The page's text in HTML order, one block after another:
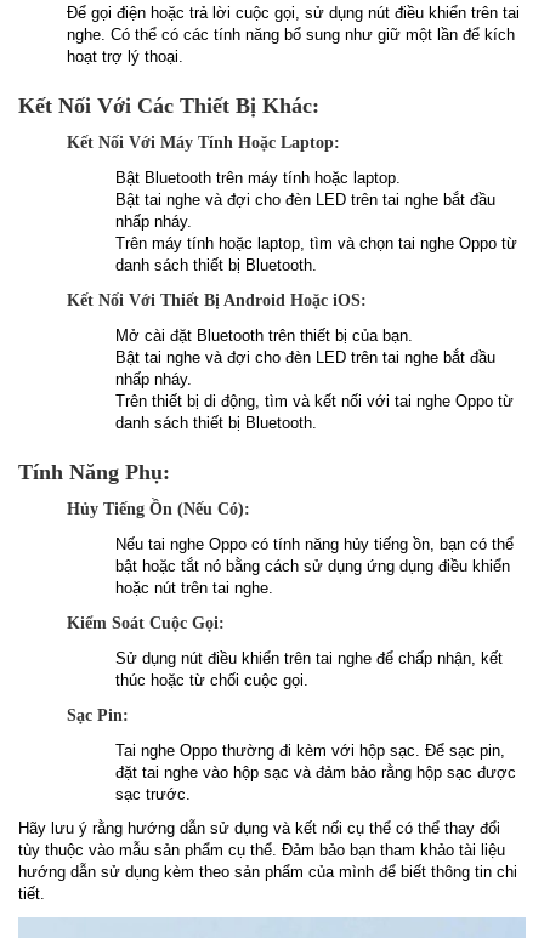
Để gọi điện hoặc trả lời cuộc gọi, sử dụng nút điều khiển trên tai
nghe. Có thể có các tính năng bổ sung như giữ một lần để kích
hoạt trợ lý thoại.
Kết Nối Với Các Thiết Bị Khác:
Kết Nối Với Máy Tính Hoặc Laptop:
Bật Bluetooth trên máy tính hoặc laptop.
Bật tai nghe và đợi cho đèn LED trên tai nghe bắt đầu
nhấp nháy.
Trên máy tính hoặc laptop, tìm và chọn tai nghe Oppo từ
danh sách thiết bị Bluetooth.
Kết Nối Với Thiết Bị Android Hoặc iOS:
Mở cài đặt Bluetooth trên thiết bị của bạn.
Bật tai nghe và đợi cho đèn LED trên tai nghe bắt đầu
nhấp nháy.
Trên thiết bị di động, tìm và kết nối với tai nghe Oppo từ
danh sách thiết bị Bluetooth.
Tính Năng Phụ:
Hủy Tiếng Ồn (Nếu Có):
Nếu tai nghe Oppo có tính năng hủy tiếng ồn, bạn có thể
bật hoặc tắt nó bằng cách sử dụng ứng dụng điều khiển
hoặc nút trên tai nghe.
Kiểm Soát Cuộc Gọi:
Sử dụng nút điều khiển trên tai nghe để chấp nhận, kết
thúc hoặc từ chối cuộc gọi.
Sạc Pin:
Tai nghe Oppo thường đi kèm với hộp sạc. Để sạc pin,
đặt tai nghe vào hộp sạc và đảm bảo rằng hộp sạc được
sạc trước.
Hãy lưu ý rằng hướng dẫn sử dụng và kết nối cụ thể có thể thay đổi
tùy thuộc vào mẫu sản phẩm cụ thể. Đảm bảo bạn tham khảo tài liệu
hướng dẫn sử dụng kèm theo sản phẩm của mình để biết thông tin chi
tiết.